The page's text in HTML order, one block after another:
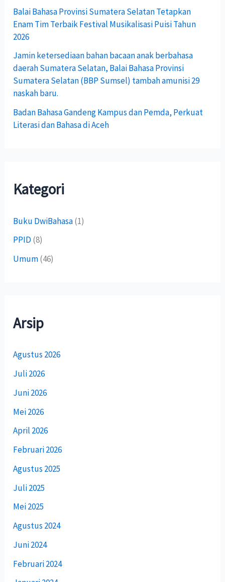
Balai Bahasa Provinsi Sumatera Selatan Tetapkan
Enam Tim Terbaik Festival Musikalisasi Puisi Tahun
2026
Jamin ketersediaan bahan bacaan anak berbahasa
daerah Sumatera Selatan, Balai Bahasa Provinsi
Sumatera Selatan (BBP Sumsel) tambah amunisi 29
naskah baru.
Badan Bahasa Gandeng Kampus dan Pemda, Perkuat
Literasi dan Bahasa di Aceh
Kategori
Buku DwiBahasa(1)
PPID (8)
Umum(46)
Arsip
Agustus 2026
Juli 2026
Juni 2026
Mei 2026
April 2026
Februari 2026
Agustus 2025
Juli 2025
Mei 2025
Agustus 2024
Juni 2024
Februari 2024